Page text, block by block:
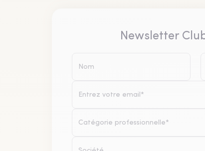
Newsletter
Catégorie professionnelle*